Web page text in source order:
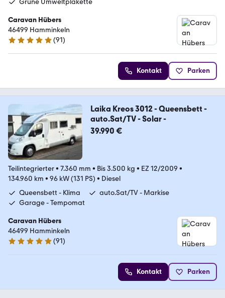
Grüne Umweltplakette
Caravan Hübers
46499 Hamminkeln
4.8 Sterne
(91)
Kontakt Parken
Laika Kreos 3012 - Queensbett -
auto.Sat/TV - Solar -
39.990 €
Teilintegrierter• 7.360 mm • Bis 3.500 kg • EZ 12/2009 •
134.960 km • 96 kW (131 PS) • Diesel
Queensbett - Klima
auto.Sat/TV - Markise
Garage - Tempomat
Caravan Hübers
46499 Hamminkeln
4.8 Sterne
(91)
Kontakt Parken